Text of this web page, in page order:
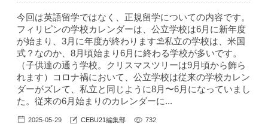
今回は英語留学ではなく、正規留学についての内容です。
フィリピンの学校カレンダーは、公立学校は6月に新年度
が始まり、3月に年度が終わります⛱私立の学校は、米国
式？なのか、8月頃始まり6月に終わる学校が多いです。
（子供達の通う学校。クリスマスツリーは9月頃から飾ら
れます）コロナ禍において、公立学校は従来の学校カレン
ダーがズレて、私立と同じように8月〜6月になっていまし
た。従来の6月始まりのカレンダーに...
2025-05-29 CEBU21編集部 732